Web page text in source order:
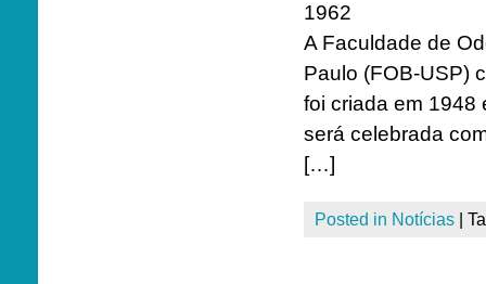
1962
A Faculdade de
Paulo (FOB-USP)
foi criada em 1948
será celebrada
[…]
Posted in Notícias